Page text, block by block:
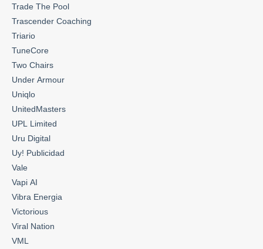
Trade The Pool
Trascender Coaching
Triario
TuneCore
Two Chairs
Under Armour
Uniqlo
UnitedMasters
UPL Limited
Uru Digital
Uy! Publicidad
Vale
Vapi AI
Vibra Energia
Victorious
Viral Nation
VML